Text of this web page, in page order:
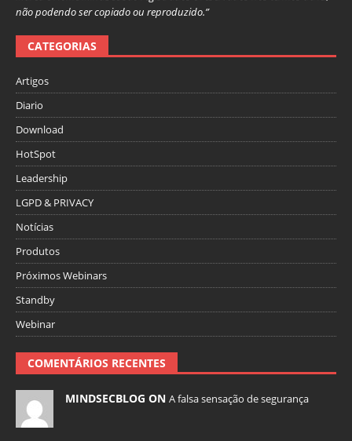
não podendo ser copiado ou reproduzido.”
CATEGORIAS
Artigos
Diario
Download
HotSpot
Leadership
LGPD & PRIVACY
Notícias
Produtos
Próximos Webinars
Standby
Webinar
COMENTÁRIOS RECENTES
MINDSECBLOG ON A falsa sensação de segurança